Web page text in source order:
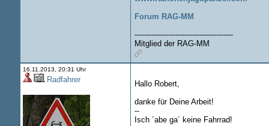
Forum RAG-MM
-----------------------------------------
Mitglied der RAG-MM
16.11.2013, 20:31 Uhr
Radfahrer
Hallo Robert,
danke für Deine Arbeit!
--
Isch ´abe ga´ keine Fahrrad!